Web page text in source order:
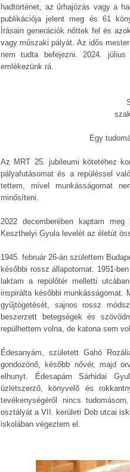
hadtörténet, az űrhajózás vagy a
publikációja jelent meg és 61
Írásain generációk nőttek fel és
vagy műszaki pályát. Az idős
nem tudta befejezni. 2024. július
emlékezünk rá.
Egy
Az MRT 25. jubileumi kötetéhez
pályafutásomat és a repüléssel
tettem, mivel munkásságomat
minősíteni.
2022 decemberében kaptam
Keszthelyi Gyula levelét az életút
1945. február 26-án születtem
későbbi rossz állapotomat. 1951-
laktam a repülőtér melletti
inspirálta későbbi munkásságomat.
gyűjtögetését, sajnos rossz
beszerzett betegségek és
repülhettem volna, de katona sem
Édesanyám, született Gahó
gondozónő, később nővér, majd
elhunyt. Édesapám Sárhidai
üzletszerző, könyvelő és
tevékenységéről nincs
osztályát a VII. kerületi Dob utcai
iskolában végeztem el.